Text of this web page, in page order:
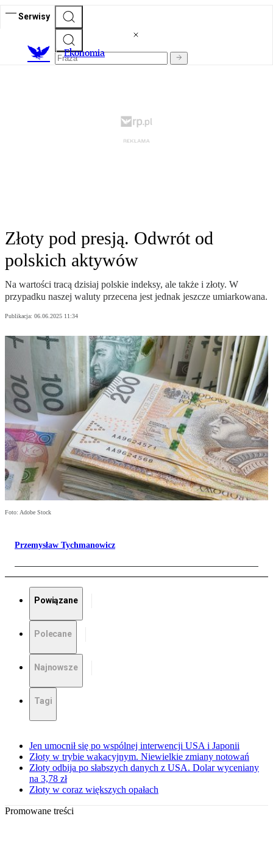
Serwisy
Ekonomia
Złoty pod presją. Odwrót od
polskich aktywów
Na wartości tracą dzisiaj polskie indeksy, ale także i złoty. W
przypadku naszej waluty przecena jest jednak jeszcze umiarkowana.
Publikacja: 06.06.2025 11:34
Foto: Adobe Stock
Przemysław Tychmanowicz
Powiązane
Polecane
Najnowsze
Tagi
Jen umocnił się po wspólnej interwencji USA i Japonii
Złoty w trybie wakacyjnym. Niewielkie zmiany notowań
Złoty odbija po słabszych danych z USA. Dolar wyceniany
na 3,78 zł
Złoty w coraz większych opałach
Promowane treści